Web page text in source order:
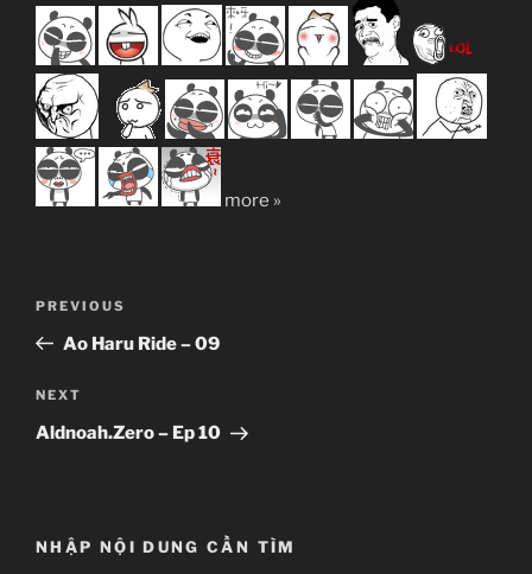
more »
Previous
Post
PREVIOUS
Ao Haru Ride – 09
Next
Post
NEXT
Aldnoah.Zero – Ep 10
NHẬP NỘI DUNG CẦN TÌM